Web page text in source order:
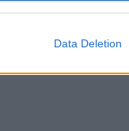
Data Deletion